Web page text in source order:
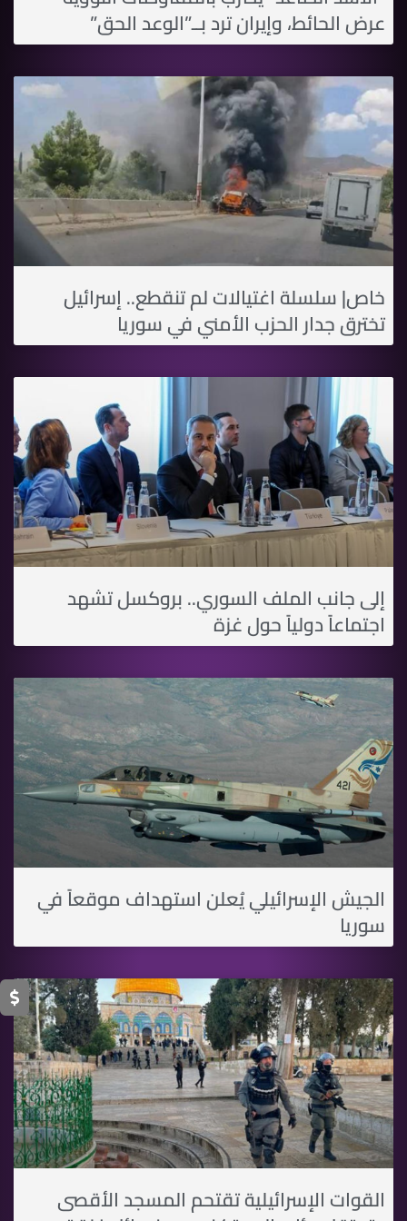
عرض الحائط، وإيران ترد بــ”الوعد الحق”
خاص| سلسلة اغتيالات لم تنقطع.. إسرائيل
تخترق جدار الحزب الأمني في سوريا
إلى جانب الملف السوري.. بروكسل تشهد
اجتماعاً دولياً حول غزة
الجيش الإسرائيلي يُعلن استهداف موقعاً في
سوريا
القوات الإسرائيلية تقتحم المسجد الأقصى